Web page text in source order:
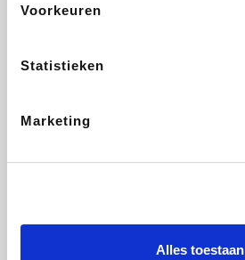
Voorkeuren
Statistieken
Marketing
Alles toestaan
CheapTickets.be